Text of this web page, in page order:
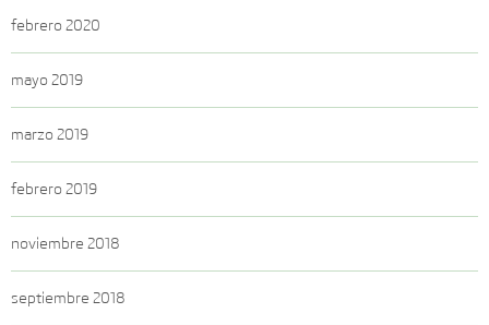
febrero 2020
mayo 2019
marzo 2019
febrero 2019
noviembre 2018
septiembre 2018